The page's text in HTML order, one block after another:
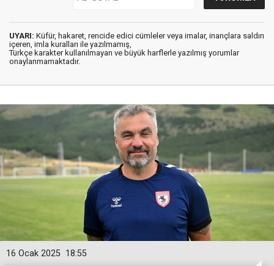
UYARI: Küfür, hakaret, rencide edici cümleler veya imalar, inançlara saldırı
içeren, imla kuralları ile yazılmamış,
Türkçe karakter kullanılmayan ve büyük harflerle yazılmış yorumlar
onaylanmamaktadır.
18:55
16 Ocak 2025